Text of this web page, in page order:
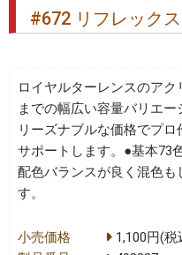
#672 リフレック
ロイヤルターレンスのアク
までの幅広い容量バリエ
リーズナブルな価格でプ
サポートします。●基本73
配色バランスが良く混色
す。
小売価格
1,100円(税